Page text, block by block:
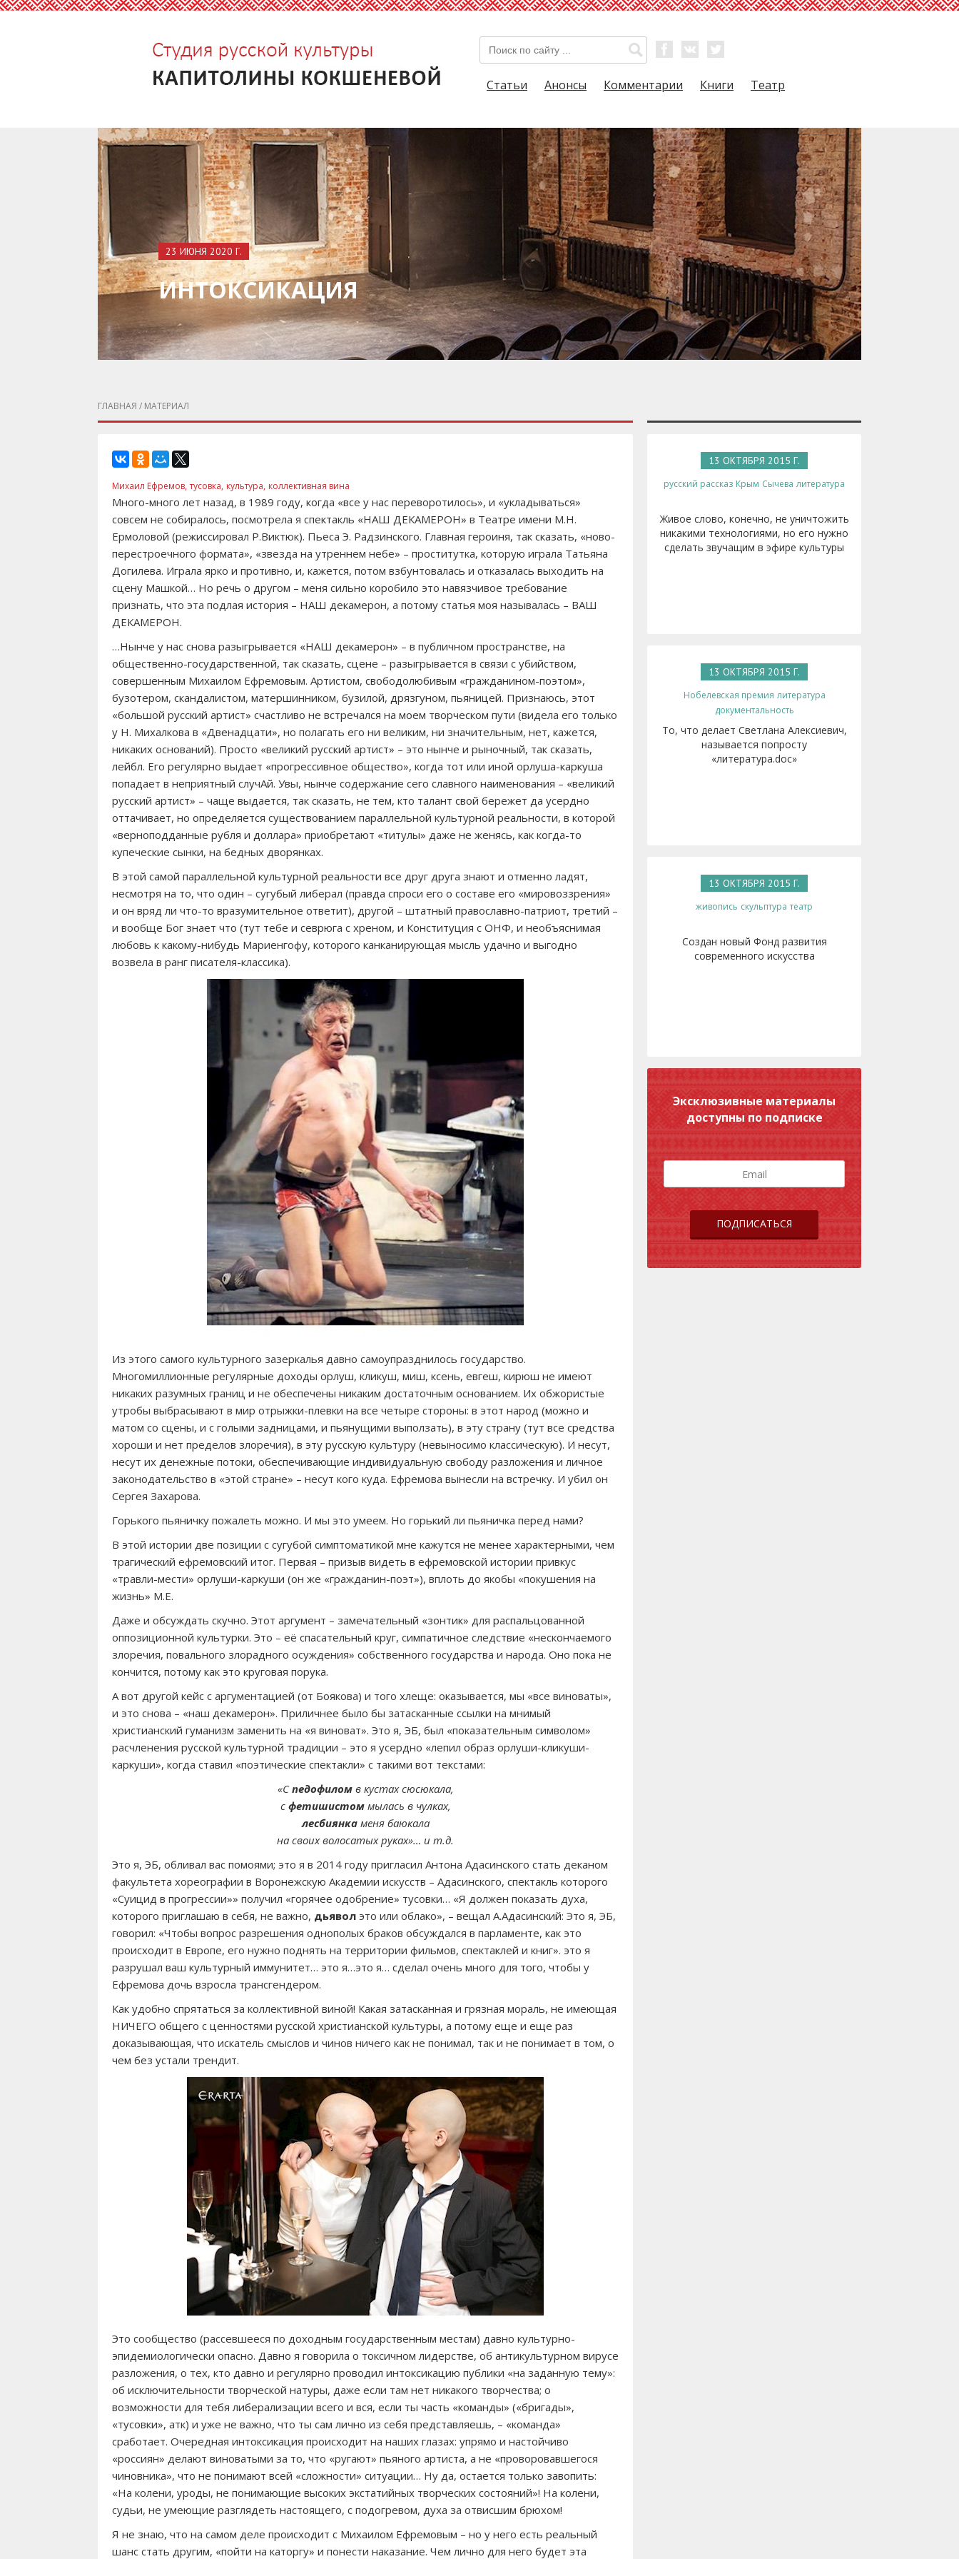
Статьи Анонсы Комментарии Книги Театр
23 ИЮНЯ 2020 Г.
ИНТОКСИКАЦИЯ
ГЛАВНАЯ / МАТЕРИАЛ
Михаил Ефремов, тусовка, культура, коллективная вина
Много-много лет назад, в 1989 году, когда «все у нас переворотилось», и «укладываться»
совсем не собиралось, посмотрела я спектакль «НАШ ДЕКАМЕРОН» в Театре имени М.Н.
Ермоловой (режиссировал Р.Виктюк). Пьеса Э. Радзинского. Главная героиня, так сказать, «ново-
перестроечного формата», «звезда на утреннем небе» – проститутка, которую играла Татьяна
Догилева. Играла ярко и противно, и, кажется, потом взбунтовалась и отказалась выходить на
сцену Машкой… Но речь о другом – меня сильно коробило это навязчивое требование
признать, что эта подлая история – НАШ декамерон, а потому статья моя называлась – ВАШ
ДЕКАМЕРОН.
…Нынче у нас снова разыгрывается «НАШ декамерон» – в публичном пространстве, на
общественно-государственной, так сказать, сцене – разыгрывается в связи с убийством,
совершенным Михаилом Ефремовым. Артистом, свободолюбивым «гражданином-поэтом»,
бузотером, скандалистом, матершинником, бузилой, дрязгуном, пьяницей. Признаюсь, этот
«большой русский артист» счастливо не встречался на моем творческом пути (видела его только
у Н. Михалкова в «Двенадцати», но полагать его ни великим, ни значительным, нет, кажется,
никаких оснований). Просто «великий русский артист» – это нынче и рыночный, так сказать,
лейбл. Его регулярно выдает «прогрессивное общество», когда тот или иной орлуша-каркуша
попадает в неприятный случАй. Увы, нынче содержание сего славного наименования – «великий
русский артист» – чаще выдается, так сказать, не тем, кто талант свой бережет да усердно
оттачивает, но определяется существованием параллельной культурной реальности, в которой
«верноподданные рубля и доллара» приобретают «титулы» даже не женясь, как когда-то
купеческие сынки, на бедных дворянках.
В этой самой параллельной культурной реальности все друг друга знают и отменно ладят,
несмотря на то, что один – сугубый либерал (правда спроси его о составе его «мировоззрения»
и он вряд ли что-то вразумительное ответит), другой – штатный православно-патриот, третий –
и вообще Бог знает что (тут тебе и севрюга с хреном, и Конституция с ОНФ, и необъяснимая
любовь к какому-нибудь Мариенгофу, которого канканирующая мысль удачно и выгодно
возвела в ранг писателя-классика).
Из этого самого культурного зазеркалья давно самоупразднилось государство.
Многомиллионные регулярные доходы орлуш, кликуш, миш, ксень, евгеш, кирюш не имеют
никаких разумных границ и не обеспечены никаким достаточным основанием. Их обжористые
утробы выбрасывают в мир отрыжки-плевки на все четыре стороны: в этот народ (можно и
матом со сцены, и с голыми задницами, и пьянущими выползать), в эту страну (тут все средства
хороши и нет пределов злоречия), в эту русскую культуру (невыносимо классическую). И несут,
несут их денежные потоки, обеспечивающие индивидуальную свободу разложения и личное
законодательство в «этой стране» – несут кого куда. Ефремова вынесли на встречку. И убил он
Сергея Захарова.
Горького пьяничку пожалеть можно. И мы это умеем. Но горький ли пьяничка перед нами?
В этой истории две позиции с сугубой симптоматикой мне кажутся не менее характерными, чем
трагический ефремовский итог. Первая – призыв видеть в ефремовской истории привкус
«травли-мести» орлуши-каркуши (он же «гражданин-поэт»), вплоть до якобы «покушения на
жизнь» М.Е.
Даже и обсуждать скучно. Этот аргумент – замечательный «зонтик» для распальцованной
оппозиционной культурки. Это – её спасательный круг, симпатичное следствие «нескончаемого
злоречия, повального злорадного осуждения» собственного государства и народа. Оно пока не
кончится, потому как это круговая порука.
А вот другой кейс с аргументацией (от Боякова) и того хлеще: оказывается, мы «все виноваты»,
и это снова – «наш декамерон». Приличнее было бы затасканные ссылки на мнимый
христианский гуманизм заменить на «я виноват». Это я, ЭБ, был «показательным символом»
расчленения русской культурной традиции – это я усердно «лепил образ орлуши-кликуши-
каркуши», когда ставил «поэтические спектакли» с такими вот текстами:
«Спедофиломв кустах сюсюкала,
с фетишистоммылась в чулках,
лесбиянкаменя баюкала
на своих волосатых руках»… и т.д.
Это я, ЭБ, обливал вас помоями; это я в 2014 году пригласил Антона Адасинского стать деканом
факультета хореографии в Воронежскую Академии искусств – Адасинского, спектакль которого
«Суицид в прогрессии»» получил «горячее одобрение» тусовки… «Я должен показать духа,
которого приглашаю в себя, не важно, дьявол это или облако», – вещал А.Адасинский: Это я, ЭБ,
говорил: «Чтобы вопрос разрешения однополых браков обсуждался в парламенте, как это
происходит в Европе, его нужно поднять на территории фильмов, спектаклей и книг». это я
разрушал ваш культурный иммунитет… это я…это я… сделал очень много для того, чтобы у
Ефремова дочь взросла трансгендером.
Как удобно спрятаться за коллективной виной! Какая затасканная и грязная мораль, не имеющая
НИЧЕГО общего с ценностями русской христианской культуры, а потому еще и еще раз
доказывающая, что искатель смыслов и чинов ничего как не понимал, так и не понимает в том, о
чем без устали трендит.
Это сообщество (рассевшееся по доходным государственным местам) давно культурно-
эпидемиологически опасно. Давно я говорила о токсичном лидерстве, об антикультурном вирусе
разложения, о тех, кто давно и регулярно проводил интоксикацию публики «на заданную тему»:
об исключительности творческой натуры, даже если там нет никакого творчества; о
возможности для тебя либерализации всего и вся, если ты часть «команды» («бригады»,
«тусовки», атк) и уже не важно, что ты сам лично из себя представляешь, – «команда»
сработает. Очередная интоксикация происходит на наших глазах: упрямо и настойчиво
«россиян» делают виноватыми за то, что «ругают» пьяного артиста, а не «проворовавшегося
чиновника», что не понимают всей «сложности» ситуации… Ну да, остается только завопить:
«На колени, уроды, не понимающие высоких экстатийных творческих состояний»! На колени,
судьи, не умеющие разглядеть настоящего, с подогревом, духа за отвисшим брюхом!
Я не знаю, что на самом деле происходит с Михаилом Ефремовым – но у него есть реальный
шанс стать другим, «пойти на каторгу» и понести наказание. Чем лично для него будет эта
13 ОКТЯБРЯ 2015 Г.
русский рассказ Крым Сычева литература
Живое слово, конечно, не уничтожить
никакими технологиями, но его нужно
сделать звучащим в эфире культуры
13 ОКТЯБРЯ 2015 Г.
Нобелевская премия литература
документальность
То, что делает Светлана Алексиевич,
называется попросту
«литература.doc»
13 ОКТЯБРЯ 2015 Г.
живопись скульптура театр
Создан новый Фонд развития
современного искусства
Эксклюзивные материалы
доступны по подписке